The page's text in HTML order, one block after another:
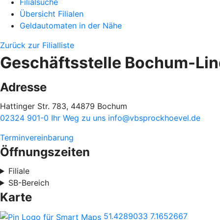
Filialsuche
Übersicht Filialen
Geldautomaten in der Nähe
Zurück zur Filialliste
Geschäftsstelle Bochum-
Adresse
Hattinger Str. 783, 44879 Bochum
02324 901-0 Ihr Weg zu uns info@vbsprockhoevel.de
Terminvereinbarung
Öffnungszeiten
Filiale
SB-Bereich
Karte
51.4289033 7.1652667